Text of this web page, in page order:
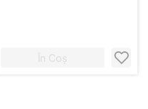
În Coș